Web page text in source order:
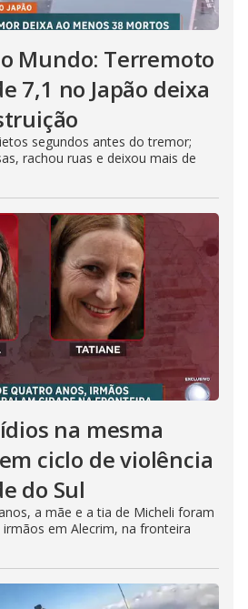
Mundo: Terremoto
7,1 no Japão deixa
segundos antes do tremor;
rachou ruas e deixou mais de
na mesma
ciclo de violência
do Sul
a mãe e a tia de Micheli foram
em Alecrim, na fronteira